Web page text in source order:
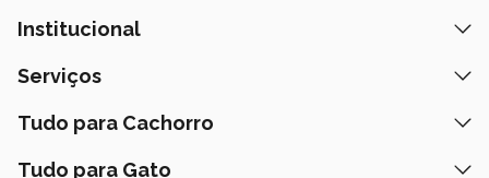
Institucional
Quem Somos
Prazos de Entrega
Fale Conosco
Serviços
Banho e Tosa
Tudo para Cachorro
Ração
Tudo para Gato